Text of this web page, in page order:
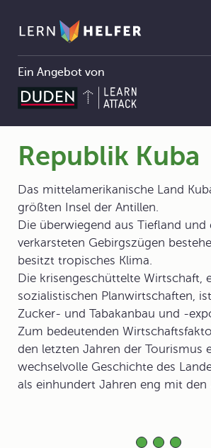
Ein Angebot von
Pfadnavigation
7 Regionen 7.1 Die Erdteile und ihre Länder
Republik Kuba
Das mittelamerikanische Land
größten Insel der Antillen.
Die überwiegend aus Tiefland und
verkarsteten Gebirgszügen
besitzt tropisches Klima.
Die krisengeschüttelte Wirtschaft,
sozialistischen Planwirtschaften,
Zucker- und Tabakanbau und -
Zum bedeutenden
den letzten Jahren der Tourismus
wechselvolle Geschichte des
als einhundert Jahren eng mit den